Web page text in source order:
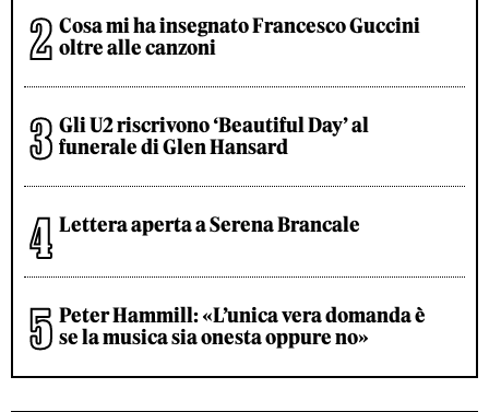
Cosa mi ha insegnato Francesco Guccini
oltre alle canzoni
Gli U2 riscrivono ‘Beautiful Day’ al
funerale di Glen Hansard
Lettera aperta a Serena Brancale
Peter Hammill: «L’unica vera domanda è
se la musica sia onesta oppure no»